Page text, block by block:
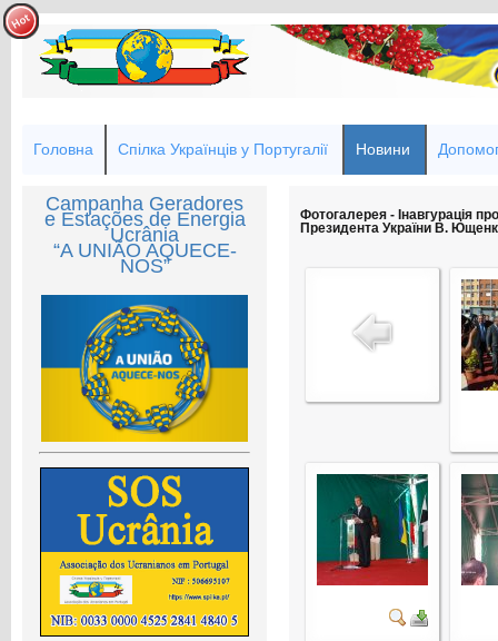
Головна Спілка Українців у Португалії Новини
Campanha Geradores
e Estações de Energia
Ucrânia
“A UNIÃO AQUECE-
NOS”
Фотогалерея - Інавгурація
Президента України В.